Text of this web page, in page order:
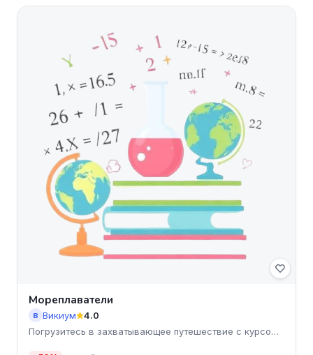
Мореплаватели
В Викиум
4.0
Погрузитесь в захватывающее путешествие с курсом